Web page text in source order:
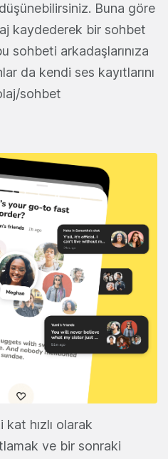
Buna göre
kaydederek bir sohbet
sohbeti arkadaşlarınıza
da kendi ses kayıtlarını
sohbet
hızlı olarak
ve bir sonraki